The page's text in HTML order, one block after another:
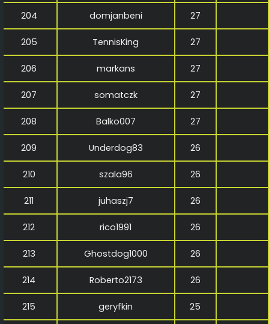
204 domjanbeni 27
205 TennisKing 27
206 markans 27
207 somatczk 27
208 Balko007 27
209 Underdog83 26
210 szala96 26
211 juhaszj7 26
212 rico1991 26
213 Ghostdog1000 26
214 Roberto2173 26
215 geryfkin 25